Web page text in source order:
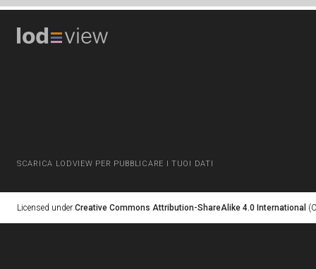
SCARICA LODVIEW PER PUBBLICARE I TUOI DATI
Licensed under Creative Commons Attribution-ShareAlike 4.0 International